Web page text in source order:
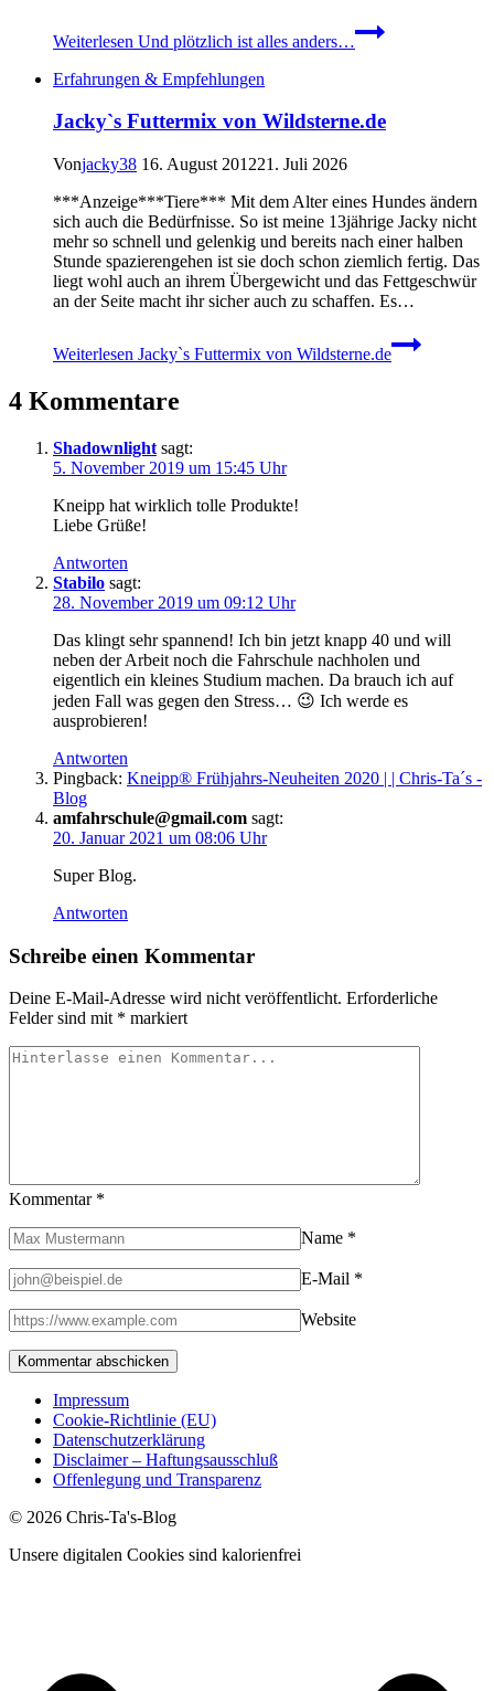
Weiterlesen Und plötzlich ist alles anders…
Erfahrungen & Empfehlungen
Jacky`s Futtermix von Wildsterne.de
Vonjacky38 16. August 201221. Juli 2026
***Anzeige***Tiere*** Mit dem Alter eines Hundes ändern
sich auch die Bedürfnisse. So ist meine 13jährige Jacky nicht
mehr so schnell und gelenkig und bereits nach einer halben
Stunde spazierengehen ist sie doch schon ziemlich fertig. Das
liegt wohl auch an ihrem Übergewicht und das Fettgeschwür
an der Seite macht ihr sicher auch zu schaffen. Es…
Weiterlesen Jacky`s Futtermix von Wildsterne.de
4 Kommentare
Shadownlight sagt:
5. November 2019 um 15:45 Uhr
Kneipp hat wirklich tolle Produkte!
Liebe Grüße!
Antworten
Stabilo sagt:
28. November 2019 um 09:12 Uhr
Das klingt sehr spannend! Ich bin jetzt knapp 40 und will
neben der Arbeit noch die Fahrschule nachholen und
eigentlich ein kleines Studium machen. Da brauch ich auf
jeden Fall was gegen den Stress… 😉 Ich werde es
ausprobieren!
Antworten
Pingback: Kneipp® Frühjahrs-Neuheiten 2020 | | Chris-Ta´s -
Blog
amfahrschule@gmail.com sagt:
20. Januar 2021 um 08:06 Uhr
Super Blog.
Antworten
Schreibe einen Kommentar
Deine E-Mail-Adresse wird nicht veröffentlicht. Erforderliche
Felder sind mit * markiert
Kommentar *
Name *
E-Mail *
Website
Impressum
Cookie-Richtlinie (EU)
Datenschutzerklärung
Disclaimer – Haftungsausschluß
Offenlegung und Transparenz
© 2026 Chris-Ta's-Blog
Unsere digitalen Cookies sind kalorienfrei